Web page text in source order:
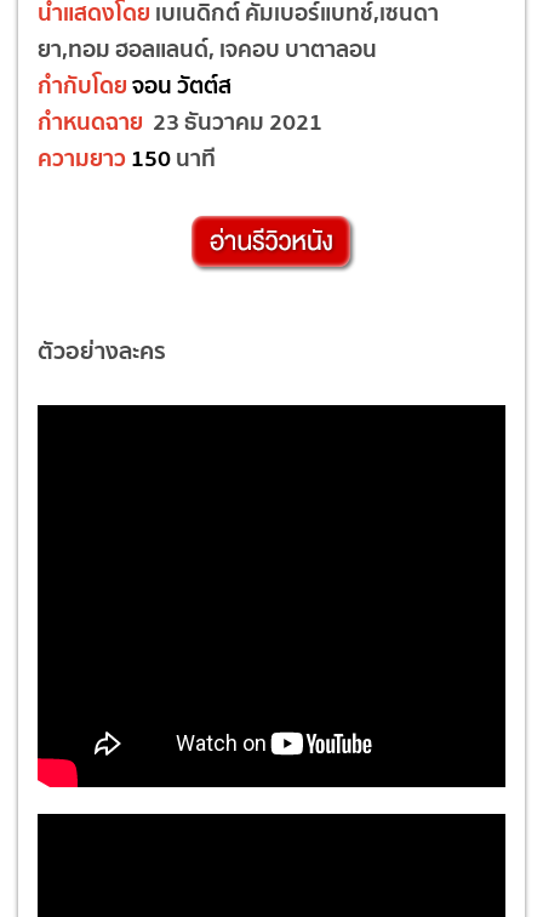
นำแสดงโดย เบเนดิกต์ คัมเบอร์แบทช์,เซนดา
ยา,ทอม ฮอลแลนด์, เจคอบ บาตาลอน
กำกับโดยจอน วัตต์ส
กำหนดฉาย 23 ธันวาคม 2021
ความยาว150นาที
ตัวอย่างละคร